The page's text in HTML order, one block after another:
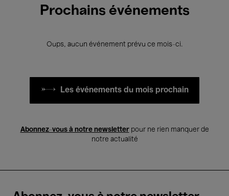
Prochains événements
Oups, aucun événement prévu ce mois-ci.
Les événements du mois prochain
Abonnez-vous à notre newsletterpour ne rien manquer de
notre actualité